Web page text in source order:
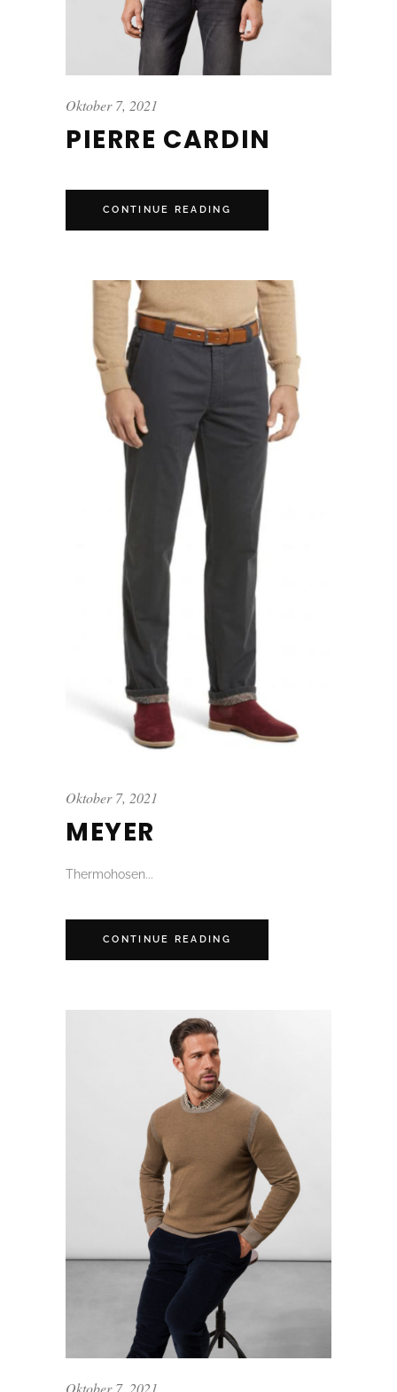
Oktober 7, 2021
PIERRE CARDIN
CONTINUE READING
Oktober 7, 2021
MEYER
Thermohosen...
CONTINUE READING
Oktober 7, 2021